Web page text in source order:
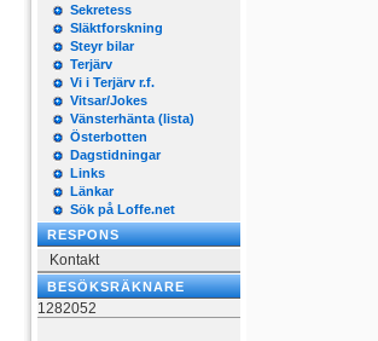
Sekretess
Släktforskning
Steyr bilar
Terjärv
Vi i Terjärv r.f.
Vitsar/Jokes
Vänsterhänta (lista)
Österbotten
Dagstidningar
Links
Länkar
Sök på Loffe.net
RESPONS
Kontakt
BESÖKSRÄKNARE
1282052